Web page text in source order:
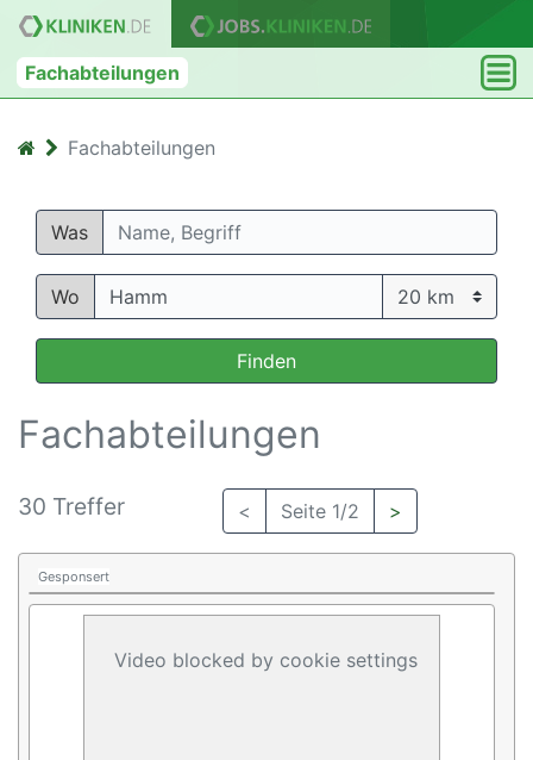
Fachabteilungen
Fachabteilungen
Was
Wo
Finden
Fachabteilungen
30 Treffer < Seite 1/2 >
Gesponsert
Video blocked by cookie settings